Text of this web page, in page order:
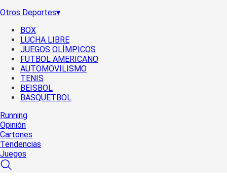
Otros Deportes▾
BOX
LUCHA LIBRE
JUEGOS OLÍMPICOS
FUTBOL AMERICANO
AUTOMOVILISMO
TENIS
BEISBOL
BASQUETBOL
Running
Opinión
Cartones
Tendencias
Juegos